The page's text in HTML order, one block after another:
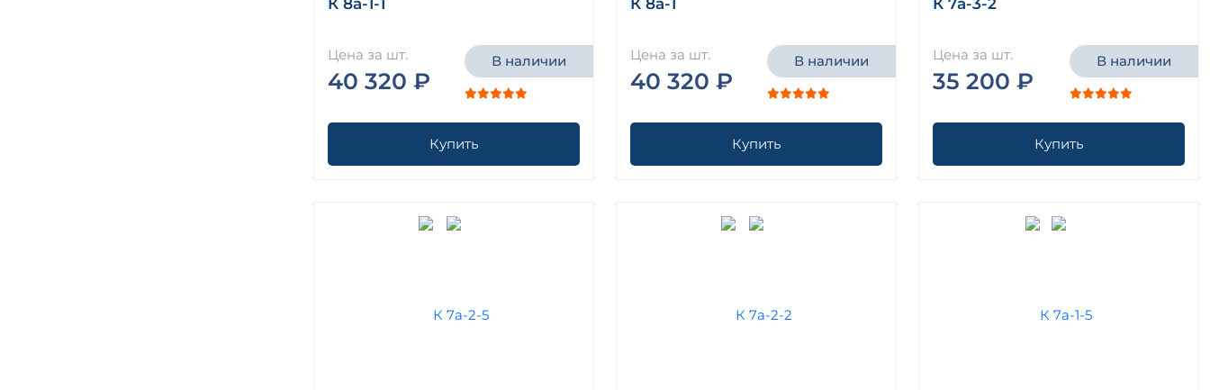
К 8а-1-1
Цена за шт.
40 320 ₽
В наличии
Купить
К 8а-1
Цена за шт.
40 320 ₽
В наличии
Купить
К 7а-3-2
Цена за шт.
35 200 ₽
В наличии
Купить